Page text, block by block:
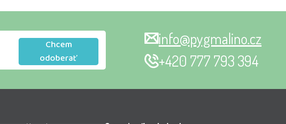
Chcem
odoberať
info@pygmalino.cz
+420 777 793 394